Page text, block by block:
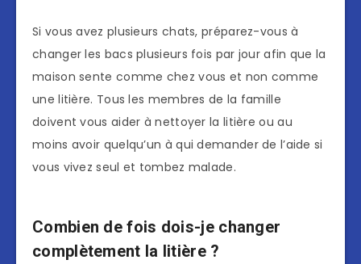
Si vous avez plusieurs chats, préparez-vous à
changer les bacs plusieurs fois par jour afin que la
maison sente comme chez vous et non comme
une litière. Tous les membres de la famille
doivent vous aider à nettoyer la litière ou au
moins avoir quelqu’un à qui demander de l’aide si
vous vivez seul et tombez malade.
Combien de fois dois-je changer
complètement la litière ?